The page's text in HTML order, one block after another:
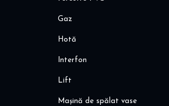
Gaz
Hotă
Interfon
Lift
Mașină de spălat vase